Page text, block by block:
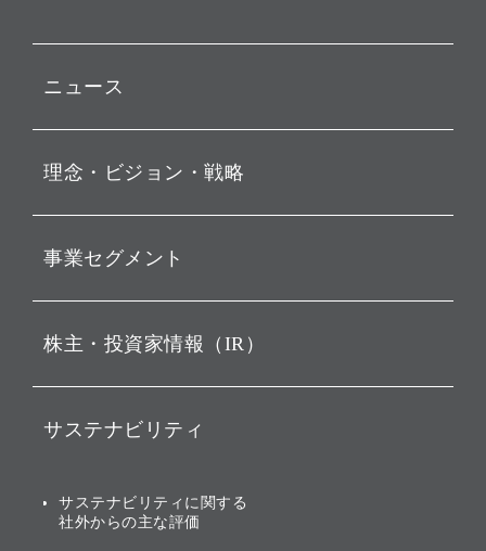
ニュース
お知らせ
動画配信
理念・ビジョン・戦略
経営理念
ビジョン
戦略
バリュー
ソフトバンクグループの歩
[AI] What dreams are made
事業セグメント
ソフトバンク・ビジョン・
その他
グループ企業一覧
株主・投資家情報（IR）
IRカレンダー
業績・財務
サステナビリティ
トップメッセージ
サステナビリティに関する
社外からの主な評価